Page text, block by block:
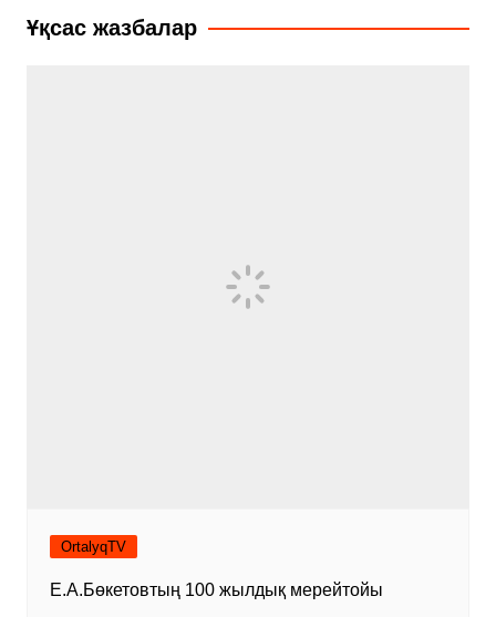
записям
Ұқсас жазбалар
OrtalyqTV
Е.А.Бөкетовтың 100 жылдық мерейтойы